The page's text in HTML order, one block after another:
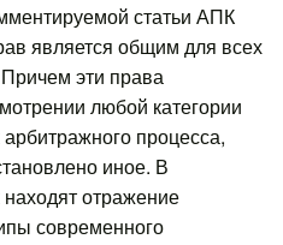
статьи АПК
является общим для всех
эти права
любой категории
процесса,
иное. В
отражение
современного